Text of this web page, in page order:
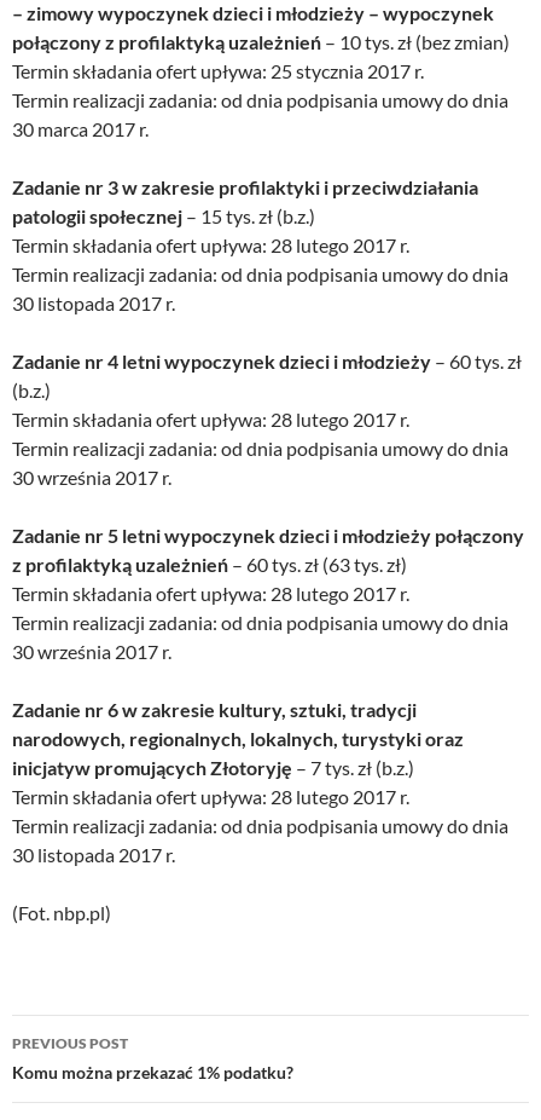
– zimowy wypoczynek dzieci i młodzieży – wypoczynek
połączony z profilaktyką uzależnień – 10 tys. zł (bez zmian)
Termin składania ofert upływa: 25 stycznia 2017 r.
Termin realizacji zadania: od dnia podpisania umowy do dnia
30 marca 2017 r.
Zadanie nr 3 w zakresie profilaktyki i przeciwdziałania
patologii społecznej – 15 tys. zł (b.z.)
Termin składania ofert upływa: 28 lutego 2017 r.
Termin realizacji zadania: od dnia podpisania umowy do dnia
30 listopada 2017 r.
Zadanie nr 4 letni wypoczynek dzieci i młodzieży – 60 tys. zł
(b.z.)
Termin składania ofert upływa: 28 lutego 2017 r.
Termin realizacji zadania: od dnia podpisania umowy do dnia
30 września 2017 r.
Zadanie nr 5 letni wypoczynek dzieci i młodzieży połączony
z profilaktyką uzależnień – 60 tys. zł (63 tys. zł)
Termin składania ofert upływa: 28 lutego 2017 r.
Termin realizacji zadania: od dnia podpisania umowy do dnia
30 września 2017 r.
Zadanie nr 6 w zakresie kultury, sztuki, tradycji
narodowych, regionalnych, lokalnych, turystyki oraz
inicjatyw promujących Złotoryję – 7 tys. zł (b.z.)
Termin składania ofert upływa: 28 lutego 2017 r.
Termin realizacji zadania: od dnia podpisania umowy do dnia
30 listopada 2017 r.
(Fot. nbp.pl)
Post
navigation
PREVIOUS POST
Komu można przekazać 1% podatku?